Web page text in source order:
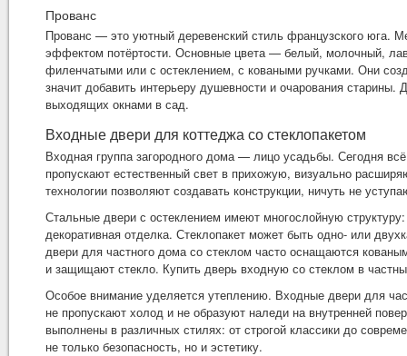
Прованс
Прованс — это уютный деревенский стиль французского юга.
эффектом потёртости. Основные цвета — белый, молочный,
филенчатыми или с остеклением, с коваными ручками. Они
значит добавить интерьеру душевности и очарования
выходящих окнами в сад.
Входные двери для коттеджа со стеклопакетом
Входная группа загородного дома — лицо усадьбы. Сегодня
пропускают естественный свет в прихожую, визуально
технологии позволяют создавать конструкции, ничуть не
Стальные двери с остеклением имеют многослойную
декоративная отделка. Стеклопакет может быть одно- или
двери для частного дома со стеклом часто оснащаются
и защищают стекло. Купить дверь входную со стеклом в
Особое внимание уделяется утеплению. Входные двери для
не пропускают холод и не образуют наледи на внутренней
выполнены в различных стилях: от строгой классики до
не только безопасность, но и эстетику.